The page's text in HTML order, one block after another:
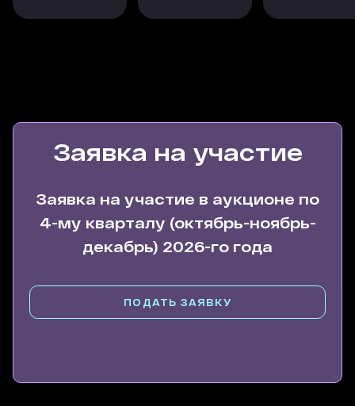
уже до 14,5%. Наверняка это не предел, так как
Заявка на участие
Заявка на участие в аукционе по
4-му кварталу (октябрь-ноябрь-
декабрь) 2026-го года
ПОДАТЬ ЗАЯВКУ